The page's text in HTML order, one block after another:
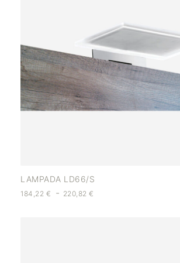
LAMPADA LD66/S
184,22 € - 220,82€